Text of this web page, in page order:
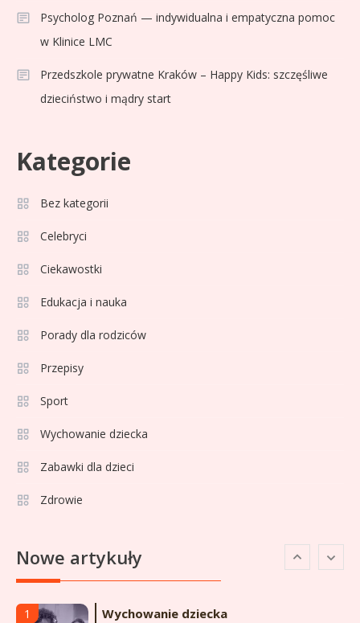
Psycholog Poznań — indywidualna i empatyczna pomoc
w Klinice LMC
Przedszkole prywatne Kraków – Happy Kids: szczęśliwe
dzieciństwo i mądry start
Kategorie
Bez kategorii
Celebryci
Ciekawostki
Edukacja i nauka
Porady dla rodziców
Przepisy
Sport
Wychowanie dziecka
Zabawki dla dzieci
Zdrowie
Nowe artykuły
3 Sport
formy i statystyk
4
La Liga rankingi: Tabela,
Lech Poznań rankingi: Analiza
pozycji w Ekstraklasie i
historyczne dane
1 Wychowanie dziecka